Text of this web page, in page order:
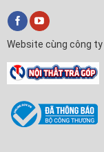
Website cùng công ty